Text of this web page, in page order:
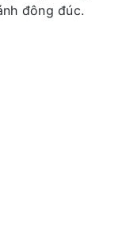
đông đúc.